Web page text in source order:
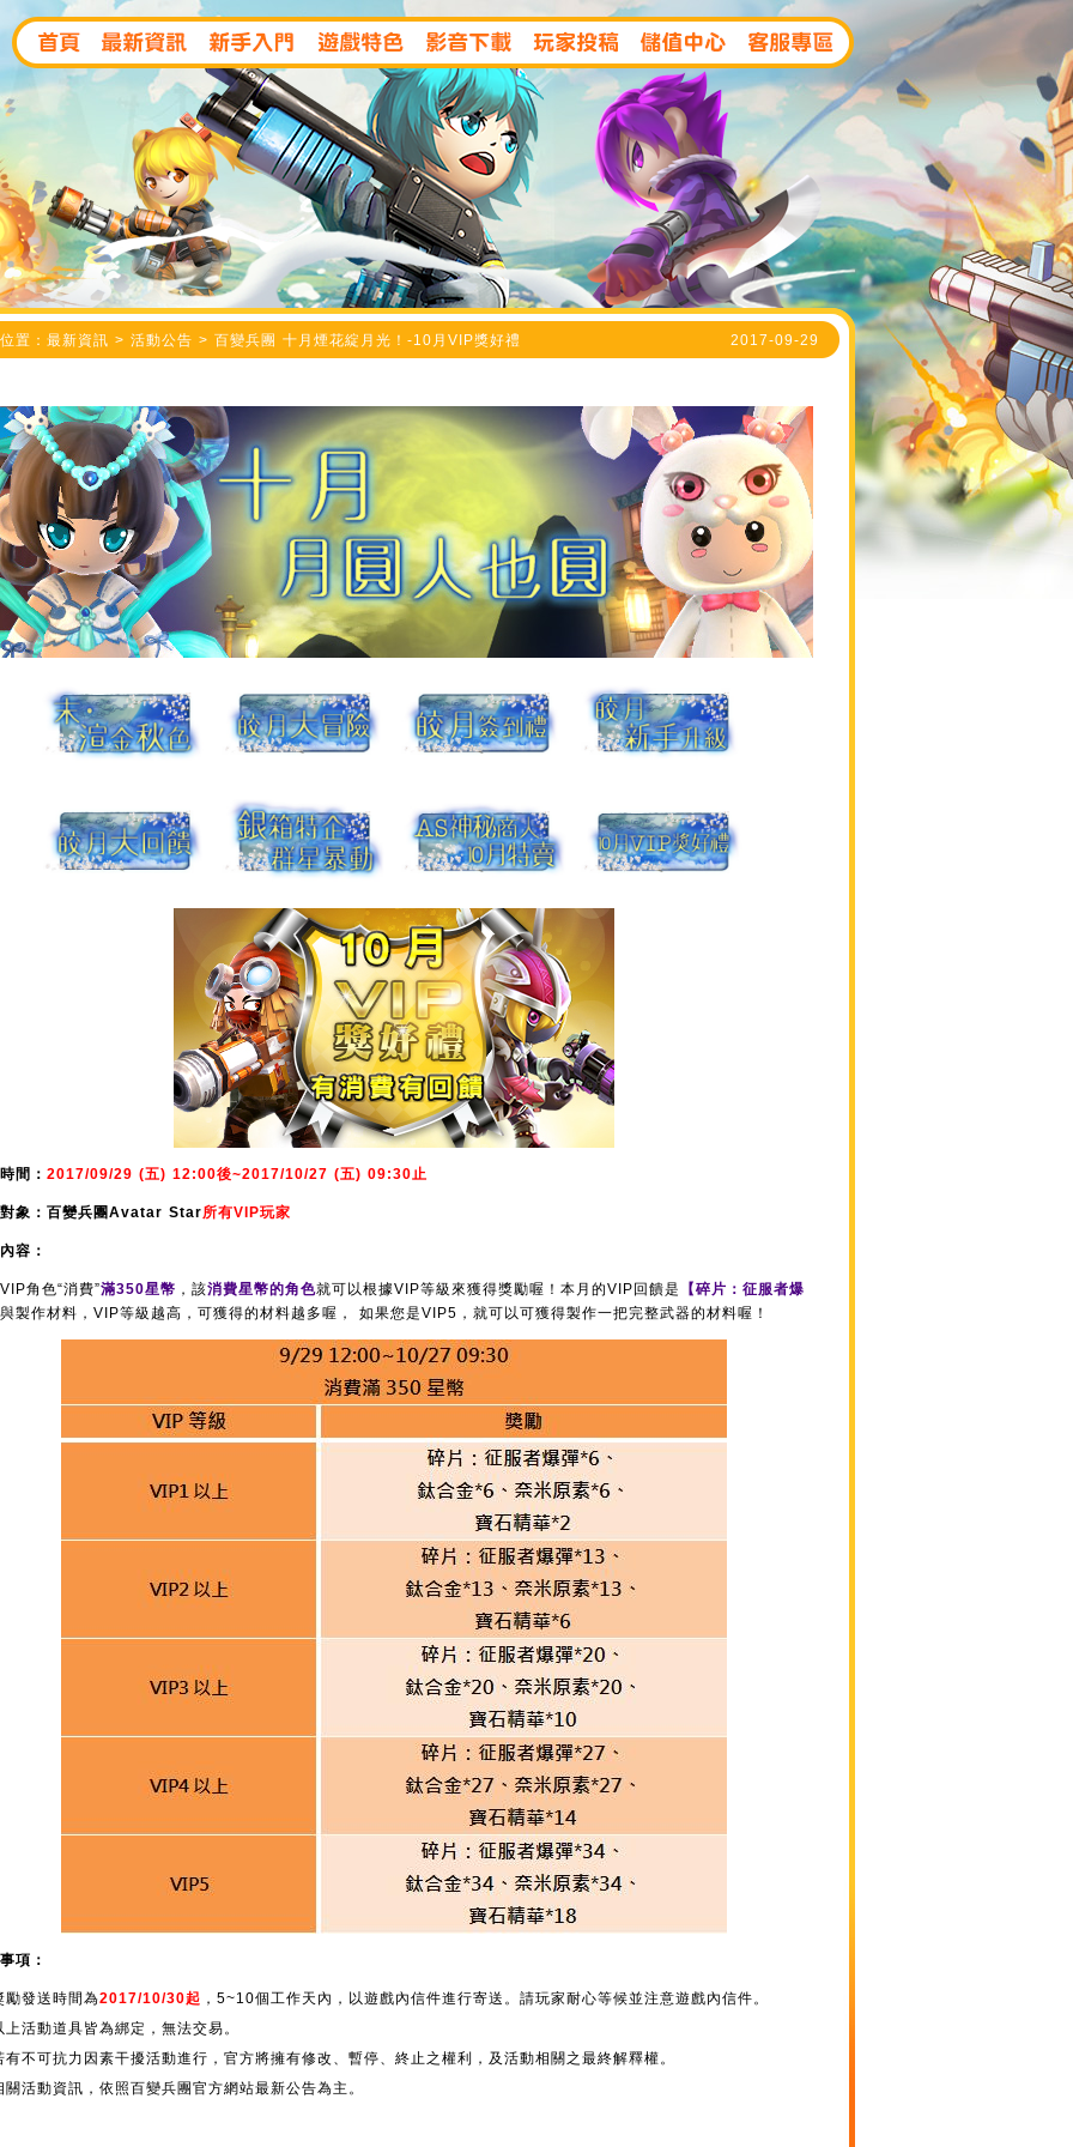
置：最新資訊 > 活動公告 > 百變兵團 十月煙花綻月光！-10月VIP獎好禮 2017-09-29
間： 2017/09/29 (五) 12:00後~2017/10/27 (五) 09:30止
象：百變兵團Avatar Star所有VIP玩家
容：
角色“消費”滿350星幣 ，該消費星幣的角色就可以根據VIP等級來獲得獎勵喔！本月的VIP回饋是
【碎片：征服者爆
與製作材料，VIP等級越高，可獲得的材料越多喔， 如果您是VIP5，就可以可獲得製作一把完整武器的材料喔！
項：
勵發送時間為2017/10/30起 ，5~10個工作天內，以遊戲內信件進行寄送。請玩家耐心等候並注意遊戲內信件。
上活動道具皆為綁定，無法交易。
有不可抗力因素干擾活動進行，官方將擁有修改、暫停、終止之權利，及活動相關之最終解釋權。
關活動資訊，依照百變兵團官方網站最新公告為主。